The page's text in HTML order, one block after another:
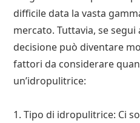
difficile data la vasta
mercato. Tuttavia, se
decisione può diventare
fattori da considerare
un’idropulitrice:
1. Tipo di idropulitrice: Ci